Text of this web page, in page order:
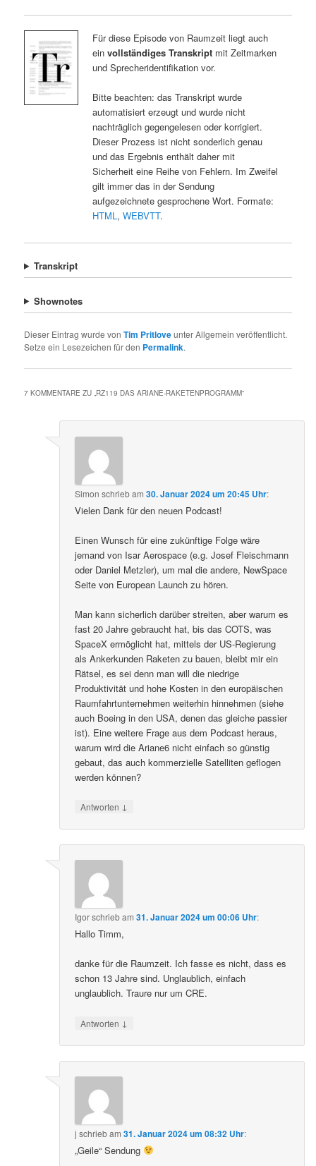
Für diese Episode von Raumzeit liegt auch
ein vollständiges Transkriptmit Zeitmarken
und Sprecheridentifikation vor.
Bitte beachten: das Transkript wurde
automatisiert erzeugt und wurde nicht
nachträglich gegengelesen oder korrigiert.
Dieser Prozess ist nicht sonderlich genau
und das Ergebnis enthält daher mit
Sicherheit eine Reihe von Fehlern. Im Zweifel
gilt immer das in der Sendung
aufgezeichnete gesprochene Wort. Formate:
HTML, WEBVTT.
Transkript
Shownotes
Dieser Eintrag wurde vonTim Pritloveunter Allgemein veröffentlicht.
Setze ein Lesezeichen für den Permalink.
7 KOMMENTARE ZU „RZ119 DAS ARIANE-RAKETENPROGRAMM“
Simon schriebam30. Januar 2024 um 20:45 Uhr:
Vielen Dank für den neuen Podcast!
Einen Wunsch für eine zukünftige Folge wäre
jemand von Isar Aerospace (e.g. Josef Fleischmann
oder Daniel Metzler), um mal die andere, NewSpace
Seite von European Launch zu hören.
Man kann sicherlich darüber streiten, aber warum es
fast 20 Jahre gebraucht hat, bis das COTS, was
SpaceX ermöglicht hat, mittels der US-Regierung
als Ankerkunden Raketen zu bauen, bleibt mir ein
Rätsel, es sei denn man will die niedrige
Produktivität und hohe Kosten in den europäischen
Raumfahrtunternehmen weiterhin hinnehmen (siehe
auch Boeing in den USA, denen das gleiche passier
ist). Eine weitere Frage aus dem Podcast heraus,
warum wird die Ariane6 nicht einfach so günstig
gebaut, das auch kommerzielle Satelliten geflogen
werden können?
Antworten ↓
Igorschriebam31. Januar 2024 um 00:06 Uhr:
Hallo Timm,
danke für die Raumzeit. Ich fasse es nicht, dass es
schon 13 Jahre sind. Unglaublich, einfach
unglaublich. Traure nur um CRE.
Antworten ↓
j schriebam31. Januar 2024 um 08:32 Uhr:
„Geile“ Sendung